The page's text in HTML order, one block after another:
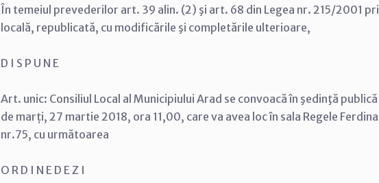
În temeiul prevederilor art. 39 alin. (2) şi art. 68 din Legea nr. 215/2001
locală, republicată, cu modificările şi completările ulterioare,
D I S P U N E
Art. unic: Consiliul Local al Municipiului Arad se convoacă în şedinţă
de marți, 27 martie 2018, ora 11,00, care va avea loc în sala Regele
nr.75, cu următoarea
O R D I N E D E Z I